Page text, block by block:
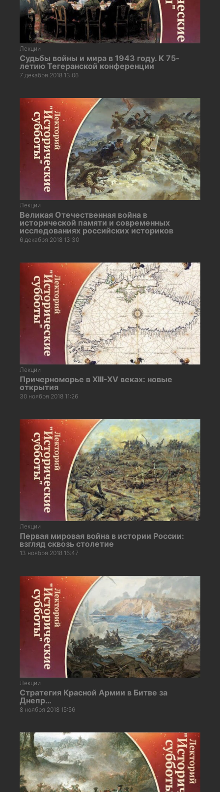
Лекции
Судьбы войны и мира в 1943 году. К 75-
летию Тегеранской конференции
7 декабря 2018 13:06
Лекции
Великая Отечественная война в
исторической памяти и современных
исследованиях российских историков
6 декабря 2018 13:30
Лекции
Причерноморье в XIII-XV веках: новые
открытия
30 ноября 2018 11:26
Лекции
Первая мировая война в истории России:
взгляд сквозь столетие
13 ноября 2018 16:47
Лекции
Стратегия Красной Армии в Битве за
Днепр…
8 ноября 2018 15:56